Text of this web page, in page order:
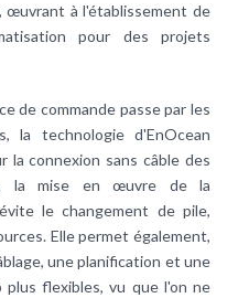
à l'établissement de
pour des projets
de commande passe par les
la technologie d'EnOcean
la connexion sans câble des
la mise en œuvre de la
le changement de pile,
Elle permet également,
une planification et une
flexibles, vu que l'on ne